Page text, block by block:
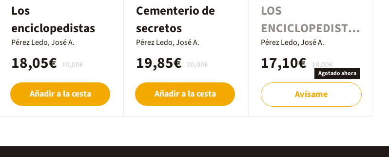
Los
enciclopedistas
Pérez Ledo, José A.
19,00€
18,05€
Añadir a la cesta
Cementerio de
secretos
Pérez Ledo, José A.
20,90€
19,85€
Añadir a la cesta
LOS
ENCICLOPEDISTA
S
Pérez Ledo, José A.
18,00€
17,10€ Agotado ahora
Avísame